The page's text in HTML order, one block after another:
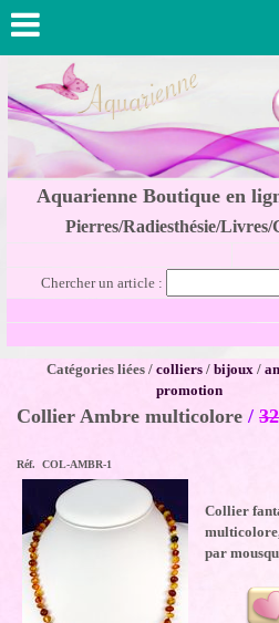
Aquarienne Boutique en
Pierres/Radiesthésie/
Chercher un article :
Catégories liées / colliers / bijoux /
promotion
Collier Ambre multicolore /
Réf. COL-AMBR-1
Collier
par